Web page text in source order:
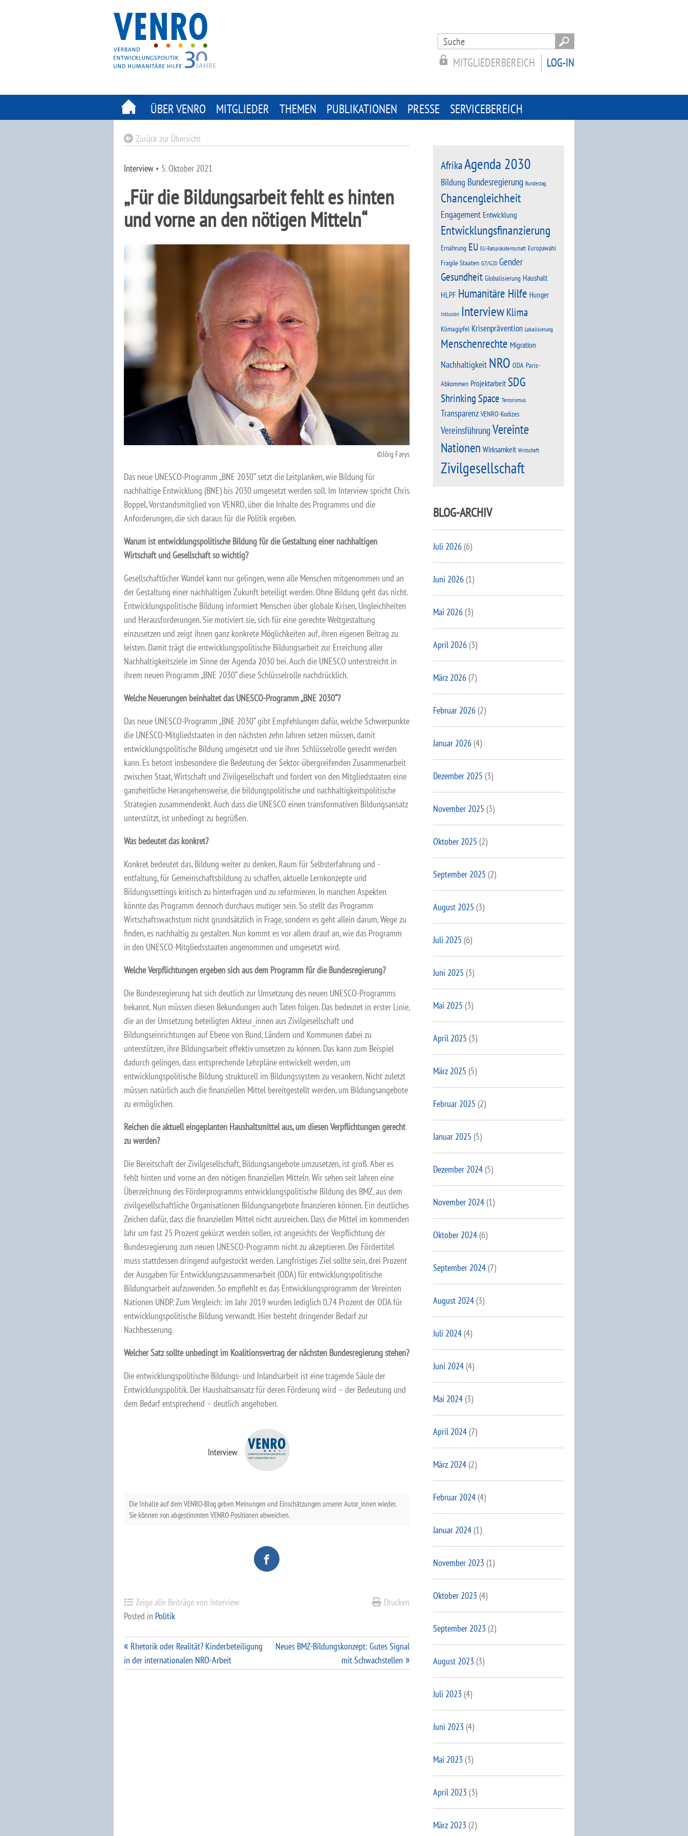
Search
for:
LOG-IN
MITGLIEDERBEREICH
ÜBER VENRO MITGLIEDER THEMEN PUBLIKATIONEN PRESSE SERVICEBEREICH
Zurück zur Übersicht
Interview • 5. Oktober 2021
„Für die Bildungsarbeit fehlt es hinten
und vorne an den nötigen Mitteln“
Jörg Farys
Das neue UNESCO-Programm „BNE 2030“ setzt die Leitplanken, wie Bildung für
nachhaltige Entwicklung (BNE) bis 2030 umgesetzt werden soll. Im Interview spricht Chris
Boppel, Vorstandsmitglied von VENRO, über die Inhalte des Programms und die
Anforderungen, die sich daraus für die Politik ergeben.
Warum istentwicklungspolitische Bildung für die Gestaltung einer nachhaltigen
Wirtschaft und Gesellschaft so wichtig?
Gesellschaftlicher Wandel kann nur gelingen, wenn alle Menschen mitgenommen und an
der Gestaltung einer nachhaltigen Zukunft beteiligt werden. Ohne Bildung geht das nicht.
Entwicklungspolitische Bildung informiert Menschen über globale Krisen, Ungleichheiten
und Herausforderungen. Sie motiviert sie, sich für eine gerechte Weltgestaltung
einzusetzen und zeigt ihnen ganz konkrete Möglichkeiten auf, ihren eigenen Beitrag zu
leisten. Damit trägt die entwicklungspolitische Bildungsarbeit zur Erreichung aller
Nachhaltigkeitsziele im Sinne der Agenda 2030 bei. Auch die UNESCO unterstreicht in
ihrem neuen Programm „BNE 2030“ diese Schlüsselrolle nachdrücklich.
Welche Neuerungen beinhaltet das UNESCO-Programm „BNE 2030“?
Das neue UNESCO-Programm „BNE 2030“ gibt Empfehlungen dafür, welche Schwerpunkte
die UNESCO-Mitgliedstaaten in den nächsten zehn Jahren setzen müssen, damit
entwicklungspolitische Bildung umgesetzt und sie ihrer Schlüsselrolle gerecht werden
kann. Es betont insbesondere die Bedeutung der Sektor-übergreifenden Zusammenarbeit
zwischen Staat, Wirtschaft und Zivilgesellschaft und fordert von den Mitgliedstaaten eine
ganzheitliche Herangehensweise, die bildungspolitische und nachhaltigkeitspolitische
Strategien zusammendenkt. Auch dass die UNESCO einen transformativen Bildungsansatz
unterstützt, ist unbedingt zu begrüßen.
Was bedeutet das konkret?
Konkret bedeutet das, Bildung weiter zu denken, Raum für Selbsterfahrung und -
entfaltung, für Gemeinschaftsbildung zu schaffen, aktuelle Lernkonzepte und
Bildungssettings kritisch zu hinterfragen und zu reformieren. In manchen Aspekten
könnte das Programm dennoch durchaus mutiger sein. So stellt das Programm
Wirtschaftswachstum nicht grundsätzlich in Frage, sondern es geht allein darum, Wege zu
finden, es nachhaltig zu gestalten. Nun kommt es vor allem drauf an, wie das Programm
in den UNESCO-Mitgliedsstaaten angenommen und umgesetzt wird.
Welche Verpflichtungen ergeben sich aus dem Programm für die Bundesregierung?
Die Bundesregierung hat sich deutlich zur Umsetzung des neuen UNESCO-Programms
bekannt. Nun müssen diesen Bekundungen auch Taten folgen. Das bedeutet in erster Linie,
die an der Umsetzung beteiligten Akteur_innen aus Zivilgesellschaft und
Bildungseinrichtungen auf Ebene von Bund, Ländern und Kommunen dabei zu
unterstützen, ihre Bildungsarbeit effektiv umsetzen zu können. Das kann zum Beispiel
dadurch gelingen, dass entsprechende Lehrpläne entwickelt werden, um
entwicklungspolitische Bildung strukturell im Bildungssystem zu verankern. Nicht zuletzt
müssen natürlich auch die finanziellen Mittel bereitgestellt werden, um Bildungsangebote
zu ermöglichen.
Reichen die aktuell eingeplanten Haushaltsmittel aus, um diesen Verpflichtungen gerecht
zu werden?
Die Bereitschaft der Zivilgesellschaft, Bildungsangebote umzusetzen, ist groß. Aber es
fehlt hinten und vorne an den nötigen finanziellen Mitteln. Wir sehen seit Jahren eine
Überzeichnung des Förderprogramms entwicklungspolitische Bildung des BMZ, aus dem
zivilgesellschaftliche Organisationen Bildungsangebote finanzieren können. Ein deutliches
Zeichen dafür, dass die finanziellen Mittel nicht ausreichen. Dass die Mittel im kommenden
Jahr um fast 25 Prozent gekürzt werden sollen, ist angesichts der Verpflichtung der
Bundesregierung zum neuen UNESCO-Programm nicht zu akzeptieren. Der Fördertitel
muss stattdessen dringend aufgestockt werden. Langfristiges Ziel sollte sein, drei Prozent
der Ausgaben für Entwicklungszusammenarbeit (ODA) für entwicklungspolitische
Bildungsarbeit aufzuwenden. So empfiehlt es das Entwicklungsprogramm der Vereinten
Nationen UNDP. Zum Vergleich: im Jahr 2019 wurden lediglich 0,74 Prozent der ODA für
entwicklungspolitische Bildung verwandt. Hier besteht dringender Bedarf zur
Nachbesserung.
Welcher Satz sollte unbedingt im Koalitionsvertrag der nächsten Bundesregierung stehen?
Die entwicklungspolitische Bildungs- und Inlandsarbeit ist eine tragende Säule der
Entwicklungspolitik. Der Haushaltsansatz für deren Förderung wird – der Bedeutung und
dem Bedarf entsprechend – deutlich angehoben.
Interview
Die Inhalte auf dem VENRO-Blog geben Meinungen und Einschätzungen unserer Autor_innen wieder.
Sie können von abgestimmten VENRO-Positionen abweichen.
Drucken
Zeige alle Beiträge von Interview
Posted in Politik
Beitragsnavigation
Rhetorik oder Realität? Kinderbeteiligung
in der internationalen NRO-Arbeit
Neues BMZ-Bildungskonzept: Gutes Signal
mit Schwachstellen
AfrikaAgenda 2030
Bildung Bundesregierung Bundestag
Chancengleichheit
Engagement Entwicklung
Entwicklungsfinanzierung
Ernährung EU EU-Ratspräsidentschaft Europawahl
Fragile Staaten G7/G20 Gender
Gesundheit Globalisierung Haushalt
HLPF Humanitäre Hilfe Hunger
Inklusion Interview Klima
Klimagipfel Krisenprävention Lokalisierung
Menschenrechte Migration
Nachhaltigkeit NRO ODA Paris-
Abkommen Projektarbeit SDG
Shrinking Space Terrorismus
Transparenz VENRO-Kodizes
VereinsführungVereinte
Nationen Wirksamkeit Wirtschaft
Zivilgesellschaft
BLOG-ARCHIV
Juli 2026(6)
Juni 2026(1)
Mai 2026(3)
April 2026(3)
März 2026(7)
Februar 2026(2)
Januar 2026(4)
Dezember 2025 (3)
November 2025 (3)
Oktober 2025 (2)
September 2025 (2)
August 2025 (3)
Juli 2025 (6)
Juni 2025 (3)
Mai 2025 (3)
April 2025 (3)
März 2025 (5)
Februar 2025 (2)
Januar 2025 (5)
Dezember 2024(5)
November 2024(1)
Oktober 2024(6)
September 2024(7)
August 2024(3)
Juli 2024(4)
Juni 2024(4)
Mai 2024(3)
April 2024(7)
März 2024(2)
Februar 2024(4)
Januar 2024(1)
November 2023 (1)
Oktober 2023 (4)
September 2023 (2)
August 2023 (3)
Juli 2023 (4)
Juni 2023 (4)
Mai 2023 (3)
April 2023 (3)
März 2023 (2)